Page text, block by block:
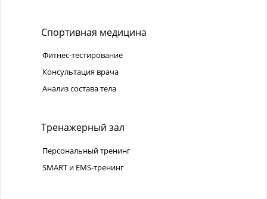
Спортивная медицина
Фитнес-тестирование
Консультация врача
Анализ состава тела
Тренажерный зал
Персональный тренинг
SMART и EMS-тренинг